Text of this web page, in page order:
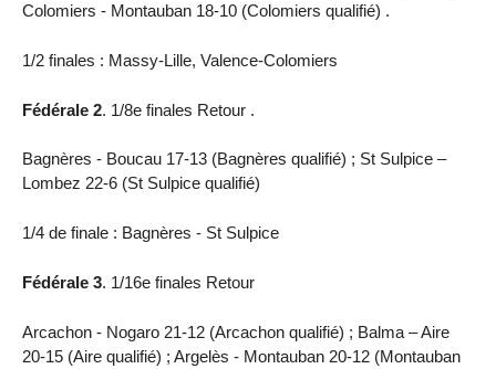
Colomiers - Montauban 18-10 (Colomiers qualifié) .
1/2 finales : Massy-Lille, Valence-Colomiers
Fédérale 2. 1/8e finales Retour .
Bagnères - Boucau 17-13 (Bagnères qualifié) ; St Sulpice –
Lombez 22-6 (St Sulpice qualifié)
1/4 de finale : Bagnères - St Sulpice
Fédérale 3. 1/16e finales Retour
Arcachon - Nogaro 21-12 (Arcachon qualifié) ; Balma – Aire
20-15 (Aire qualifié) ; Argelès - Montauban 20-12 (Montauban